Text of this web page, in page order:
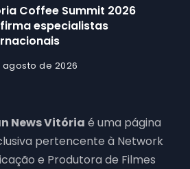
Coffee Summit 2026
especialistas
agosto de 2026
News Vitória é uma página
pertencente à Network
e Produtora de Filmes